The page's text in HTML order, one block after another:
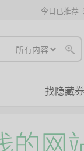
今日已推荐
找隐藏券